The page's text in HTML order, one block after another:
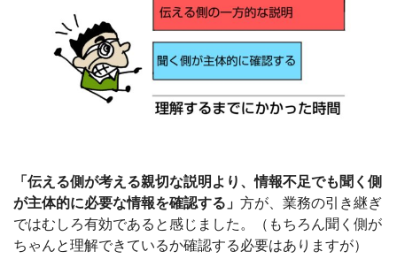
「伝える側が考える親切な説明より、情報不足でも聞く側
が主体的に必要な情報を確認する」 方が、業務の引き継ぎ
ではむしろ有効であると感じました。（もちろん聞く側が
ちゃんと理解できているか確認する必要はありますが）